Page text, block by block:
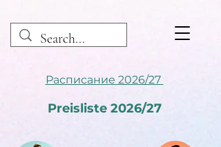
Расписание 2026/27
Preisliste 2026/27